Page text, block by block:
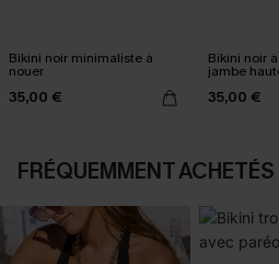
Bikini noir minimaliste à
nouer
35,00 €
Bikini noir
jambe
35,00 €
FRÉQUEMMENT